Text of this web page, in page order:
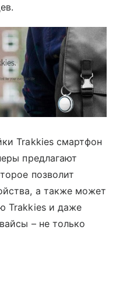
Trakkies смартфон
предлагают
позволит
а также может
Trakkies и даже
– не только